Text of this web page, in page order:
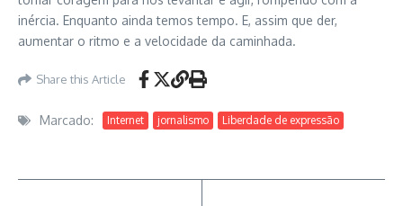
inércia. Enquanto ainda temos tempo. E, assim que der,
aumentar o ritmo e a velocidade da caminhada.
Share this Article
Marcado: Internet jornalismo Liberdade de expressão